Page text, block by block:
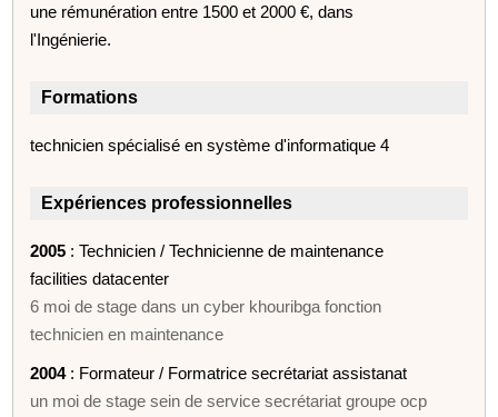
une rémunération entre 1500 et 2000 €, dans
l'Ingénierie.
Formations
technicien spécialisé en système d'informatique 4
Expériences professionnelles
2005 : Technicien / Technicienne de maintenance
facilities datacenter
6 moi de stage dans un cyber khouribga fonction
technicien en maintenance
2004: Formateur / Formatrice secrétariat assistanat
un moi de stage sein de service secrétariat groupe ocp